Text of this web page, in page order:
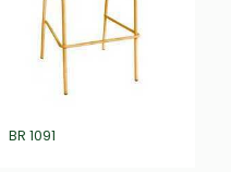
BR 1091